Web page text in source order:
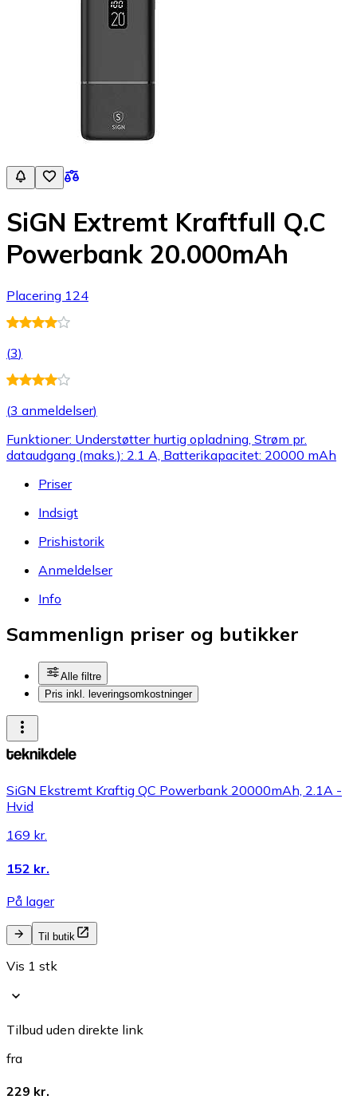
SiGN Extremt Kraftfull Q.C
Powerbank 20.000mAh
Placering 124
(3)
(3 anmeldelser)
Funktioner: Understøtter hurtig opladning, Strøm pr.
dataudgang (maks.): 2.1 A, Batterikapacitet: 20000 mAh
Priser
Indsigt
Prishistorik
Anmeldelser
Info
Sammenlign priser og butikker
Alle filtre
Pris inkl. leveringsomkostninger
SiGN Ekstremt Kraftig QC Powerbank 20000mAh, 2.1A -
Hvid
169 kr.
152 kr.
På lager
Til butik
Vis 1 stk
Tilbud uden direkte link
fra
229 kr.